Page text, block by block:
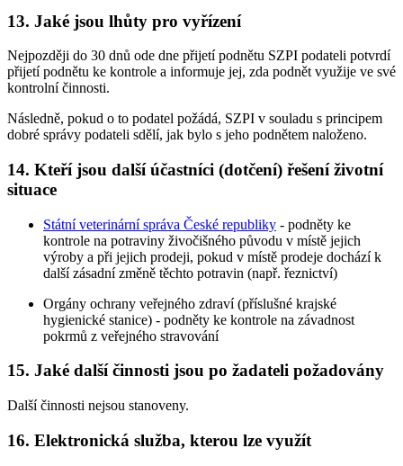
13. Jaké jsou lhůty pro vyřízení
Nejpozději do 30 dnů ode dne přijetí podnětu SZPI podateli potvrdí
přijetí podnětu ke kontrole a informuje jej, zda podnět využije ve své
kontrolní činnosti.
Následně, pokud o to podatel požádá, SZPI v souladu s principem
dobré správy podateli sdělí, jak bylo s jeho podnětem naloženo.
14. Kteří jsou další účastníci (dotčení) řešení životní
situace
Státní veterinární správa České republiky - podněty ke
kontrole na potraviny živočišného původu v místě jejich
výroby a při jejich prodeji, pokud v místě prodeje dochází k
další zásadní změně těchto potravin (např. řeznictví)
Orgány ochrany veřejného zdraví (příslušné krajské
hygienické stanice) - podněty ke kontrole na závadnost
pokrmů z veřejného stravování
15. Jaké další činnosti jsou po žadateli požadovány
Další činnosti nejsou stanoveny.
16. Elektronická služba, kterou lze využít